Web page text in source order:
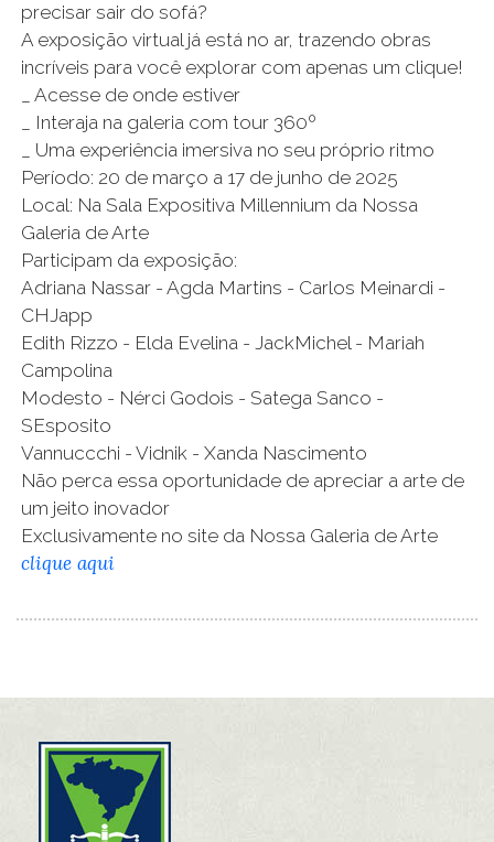
precisar sair do sofá?
A exposição virtual já está no ar, trazendo obras
incríveis para você explorar com apenas um clique!
_ Acesse de onde estiver
_ Interaja na galeria com tour 360º
_ Uma experiência imersiva no seu próprio ritmo
Período: 20 de março a 17 de junho de 2025
Local: Na Sala Expositiva Millennium da Nossa
Galeria de Arte
Participam da exposição:
Adriana Nassar - Agda Martins - Carlos Meinardi -
CHJapp
Edith Rizzo - Elda Evelina - JackMichel - Mariah
Campolina
Modesto - Nérci Godois - Satega Sanco -
SEsposito
Vannuccchi - Vidnik - Xanda Nascimento
Não perca essa oportunidade de apreciar a arte de
um jeito inovador
Exclusivamente no site da Nossa Galeria de Arte
clique aqui